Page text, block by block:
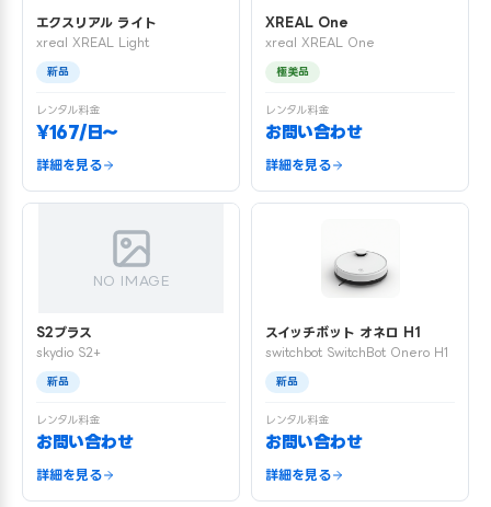
エクスリアル ライト
xreal XREAL Light
新品
レンタル料金
¥167/日〜
詳細を見る
XREAL One
xreal XREAL One
極美品
レンタル料金
お問い合わせ
詳細を見る
NO IMAGE
S2プラス
skydio S2+
新品
レンタル料金
お問い合わせ
詳細を見る
スイッチボット オネロ H1
switchbot SwitchBot Onero H1
新品
レンタル料金
お問い合わせ
詳細を見る